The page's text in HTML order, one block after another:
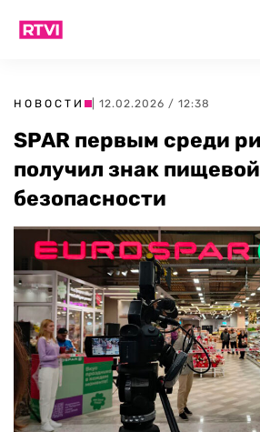
НОВОСТИ | 12.02.2026 / 12:38
SPAR первым среди
получил знак пищевой
безопасности